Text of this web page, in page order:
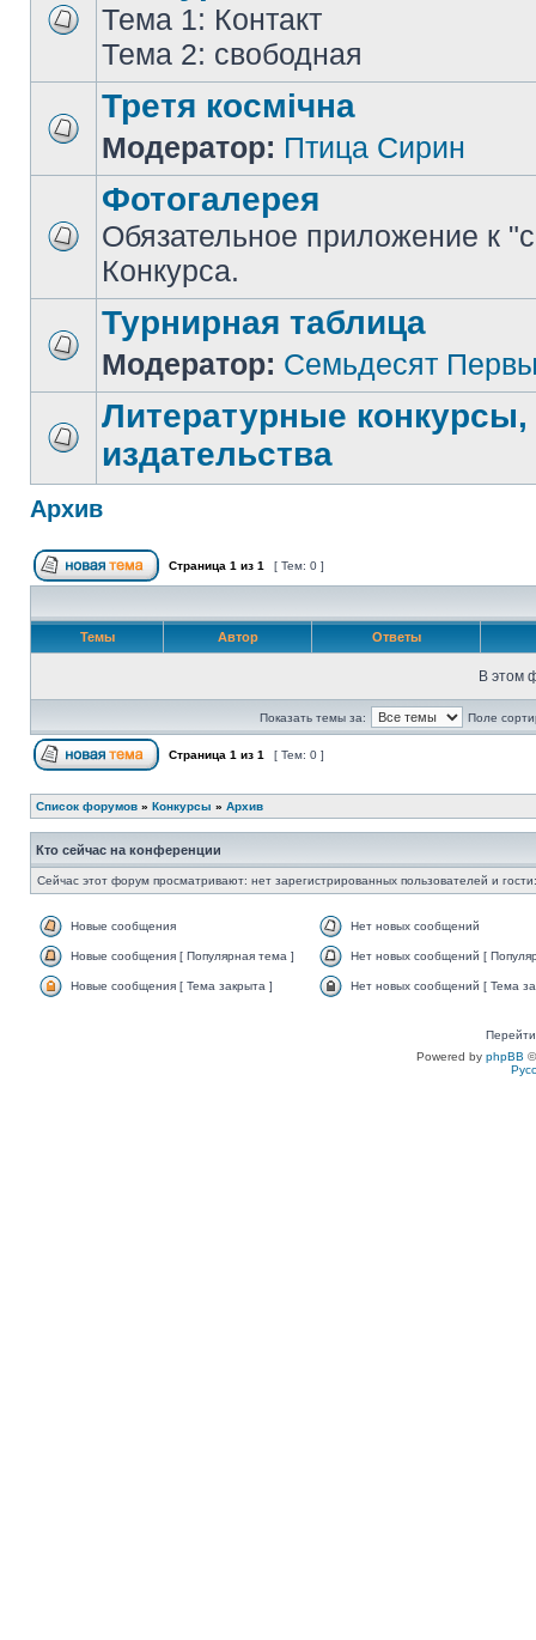
Тема 1: Контакт
Тема 2: свободная
Третя космічна
Модератор: Птица Сирин
Фотогалерея
Обязательное приложение к
Конкурса.
Турнирная таблица
Модератор: Семьдесят
Литературные
издательства
Архив
Страница 1 из 1 [ Тем: 0 ]
Темы Автор Ответы
В этом
Показать темы за: Поле
Страница 1 из 1 [ Тем: 0 ]
Список форумов » Конкурсы » Архив
Кто сейчас на конференции
Сейчас этот форум просматривают: нет зарегистрированных пользователей и
Новые сообщения Нет новых сообщений
Новые сообщения [ Популярная тема ] Нет новых сообщений [
Новые сообщения [ Тема закрыта ] Нет новых сообщений [ Тема
Powered by phpBB